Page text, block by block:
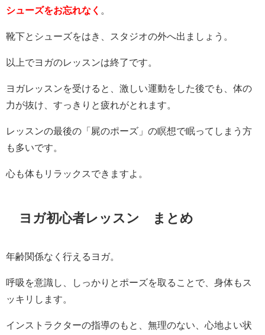
シューズをお忘れなく 。
靴下とシューズをはき、スタジオの外へ出ましょう。
以上でヨガのレッスンは終了です。
ヨガレッスンを受けると、激しい運動をした後でも、体の
力が抜け、すっきりと疲れがとれます。
レッスンの最後の「屍のポーズ」の瞑想で眠ってしまう方
も多いです。
心も体もリラックスできますよ。
ヨガ初心者レッスン まとめ
年齢関係なく行えるヨガ。
呼吸を意識し、しっかりとポーズを取ることで、身体もス
ッキリします。
インストラクターの指導のもと、無理のない、心地よい状